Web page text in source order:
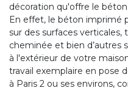
décoration qu'offre le
En effet, le béton imprimé
sur des surfaces verticales,
cheminée et bien d’autres
à l'extérieur de votre
travail exemplaire en pose
à Paris 2 ou ses environs,